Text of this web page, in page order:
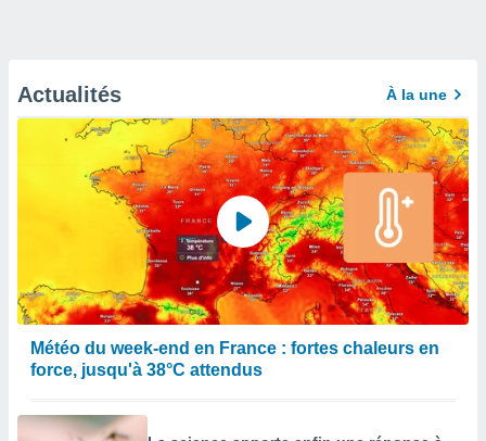
Actualités À la une
Météo du week-end en France : fortes chaleurs en
force, jusqu'à 38°C attendus